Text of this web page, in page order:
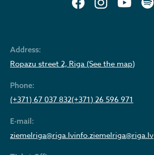
Address:
Ropazu street 2, Riga (See the map)
Phone:
(+371) 67 037 832(+371) 26 596 971
E-mail:
ziemelriga@riga.lvinfo.ziemelriga@riga.lv